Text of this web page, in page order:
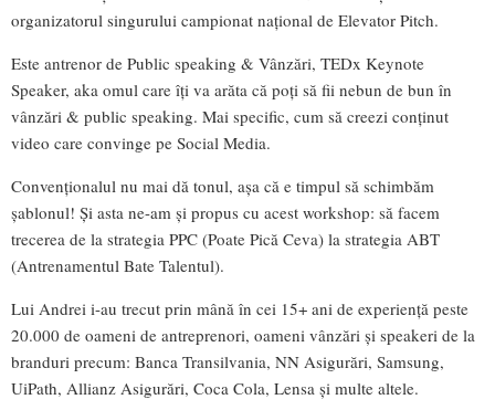
organizatorul singurului campionat național de Elevator Pitch.
Este antrenor de Public speaking & Vânzări, TEDx Keynote
Speaker, aka omul care îți va arăta că poţi să fii nebun de bun în
vânzări & public speaking. Mai specific, cum să creezi conținut
video care convinge pe Social Media.
Convenționalul nu mai dă tonul, așa că e timpul să schimbăm
șablonul! Şi asta ne-am şi propus cu acest workshop: să facem
trecerea de la strategia PPC (Poate Pică Ceva) la strategia ABT
(Antrenamentul Bate Talentul).
Lui Andrei i-au trecut prin mână în cei 15+ ani de experiență peste
20.000 de oameni de antreprenori, oameni vânzări și speakeri de la
branduri precum: Banca Transilvania, NN Asigurări, Samsung,
UiPath, Allianz Asigurări, Coca Cola, Lensa și multe altele.